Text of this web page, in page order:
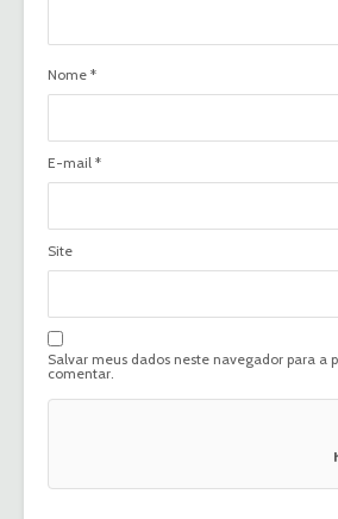
Nome *
E-mail *
Site
Salvar meus dados neste navegador para a
comentar.